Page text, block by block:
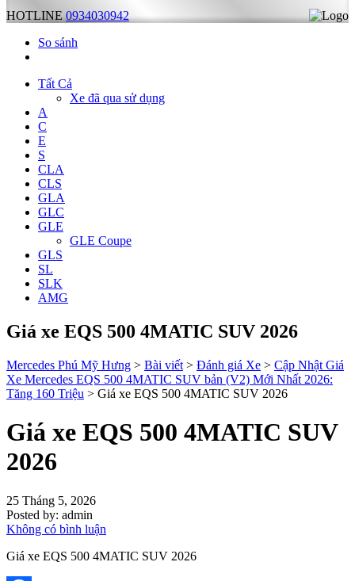
HOTLINE 0934030942
So sánh
Tất Cả
Xe đã qua sử dụng
A
C
E
S
CLA
CLS
GLA
GLC
GLE
GLE Coupe
GLS
SL
SLK
AMG
Giá xe EQS 500 4MATIC SUV 2026
Mercedes Phú Mỹ Hưng > Bài viết > Đánh giá Xe > Cập Nhật Giá
Xe Mercedes EQS 500 4MATIC SUV bản (V2) Mới Nhất 2026:
Tăng 160 Triệu > Giá xe EQS 500 4MATIC SUV 2026
Giá xe EQS 500 4MATIC SUV
2026
25 Tháng 5, 2026
Posted by: admin
Không có bình luận
Giá xe EQS 500 4MATIC SUV 2026